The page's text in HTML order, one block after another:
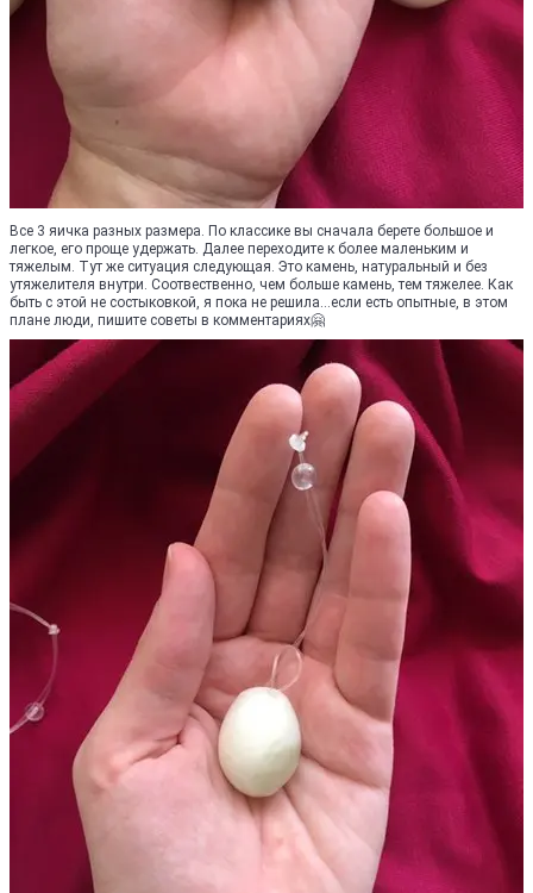
Все 3 яичка разных размера. По классике вы сначала берете большое и
легкое, его проще удержать. Далее переходите к более маленьким и
тяжелым. Тут же ситуация следующая. Это камень, натуральный и без
утяжелителя внутри. Соотвественно, чем больше камень, тем тяжелее. Как
быть с этой не состыковкой, я пока не решила...если есть опытные, в этом
плане люди, пишите советы в комментариях🤗